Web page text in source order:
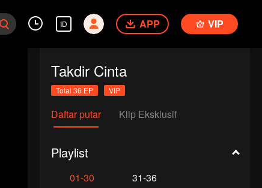
ID APP VIP
Takdir Cinta
Total 36 EP VIP
Daftar putar Klip Eksklusif
Playlist
01-30 31-36